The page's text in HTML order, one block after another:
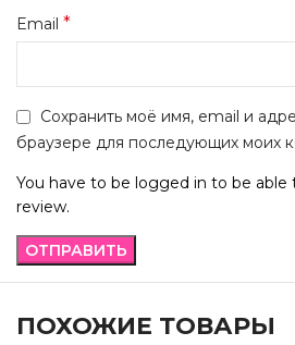
Email *
Сохранить моё имя, email и
браузере для последующих моих
You have to be logged in to be
review.
ПОХОЖИЕ ТОВАРЫ